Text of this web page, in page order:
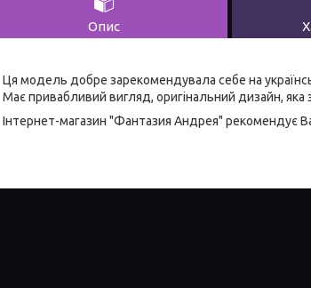
Опис
Ця модель добре зарекомендувала себе на
Має привабливий вигляд, оригінальний дизайн, яка
Інтернет-магазин "Фантазия Андрея" рекомендує